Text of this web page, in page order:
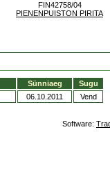
FIN42758/04
PIENENPUISTON PIRITA
Sünniaeg
Sugu
06.10.2011 Vend
Software: